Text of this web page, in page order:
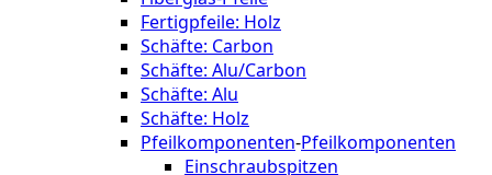
Fertigpfeile: Holz
Schäfte: Carbon
Schäfte: Alu/Carbon
Schäfte: Alu
Schäfte: Holz
Pfeilkomponenten-Pfeilkomponenten
Einschraubspitzen